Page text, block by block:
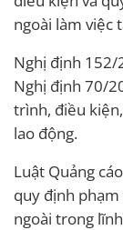
ngoài làm việc
Nghị định 152/
Nghị định 70/
trình, điều
lao động.
Luật Quảng
quy định phạm
ngoài trong